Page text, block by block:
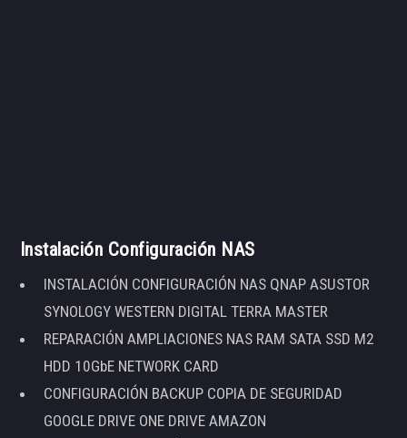
Instalación Configuración NAS
INSTALACIÓN CONFIGURACIÓN NAS QNAP ASUSTOR
SYNOLOGY WESTERN DIGITAL TERRA MASTER
REPARACIÓN AMPLIACIONES NAS RAM SATA SSD M2
HDD 10GbE NETWORK CARD
CONFIGURACIÓN BACKUP COPIA DE SEGURIDAD
GOOGLE DRIVE ONE DRIVE AMAZON